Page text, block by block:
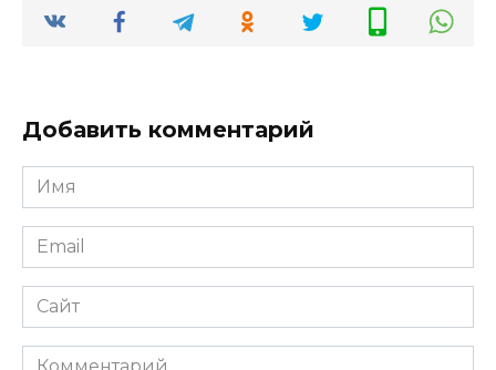
Добавить комментарий
Имя
*
Email
*
Сайт
Комментарий